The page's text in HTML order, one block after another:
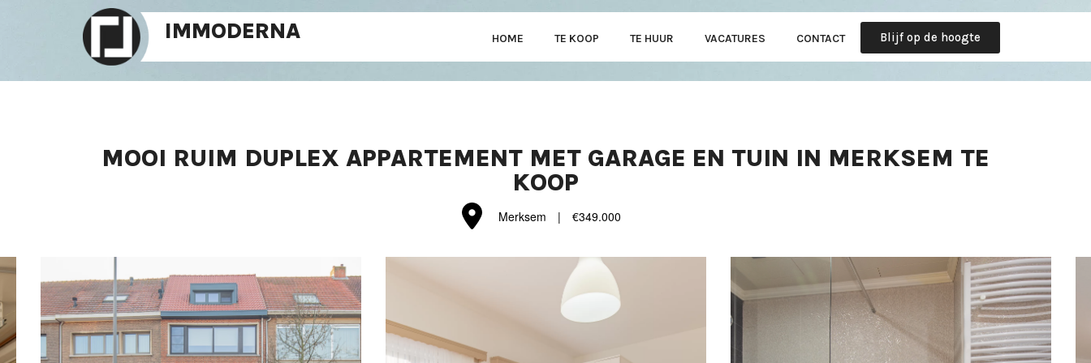
IMMODERNA HOME TE KOOP TE HUUR VACATURES CONTACT Blijf op de hoogte
MOOI RUIM DUPLEX APPARTEMENT MET GARAGE EN TUIN IN MERKSEM TE
KOOP
Merksem | €349.000